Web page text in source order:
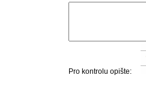
Pro kontrolu opište: